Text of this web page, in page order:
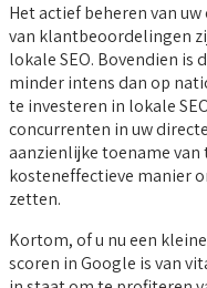
Het actief beheren van
van klantbeoordelingen
lokale SEO. Bovendien is
minder intens dan op
te investeren in lokale
concurrenten in uw
aanzienlijke toename van
kosteneffectieve manier
zetten.
Kortom, of u nu een
scoren in Google is van